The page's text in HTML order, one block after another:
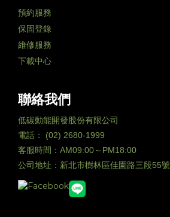
預約服務
保固登錄
維修服務
下載中心
聯絡我們
低碳動能開發股份有限公司
電話： (02) 2680-1999
客服時間：AM09:00～PM18:00
公司地址：新北市樹林區佳園路三段55號